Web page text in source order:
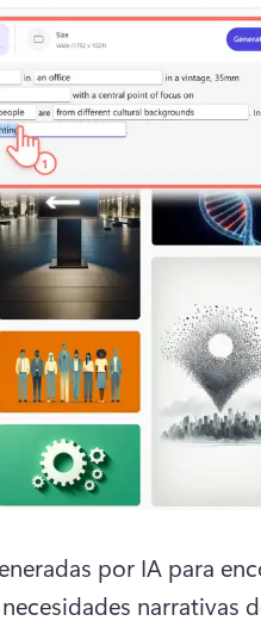
por IA para
narrativas